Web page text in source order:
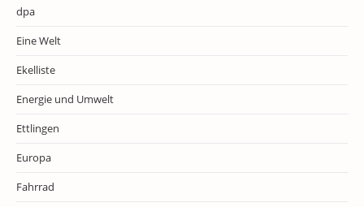
dpa
Eine Welt
Ekelliste
Energie und Umwelt
Ettlingen
Europa
Fahrrad